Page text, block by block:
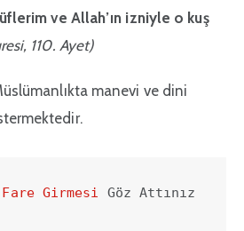
ve Allah’ın izniyle o kuş
110. Ayet)
manevi ve dini
Girmesi Göz Attınız